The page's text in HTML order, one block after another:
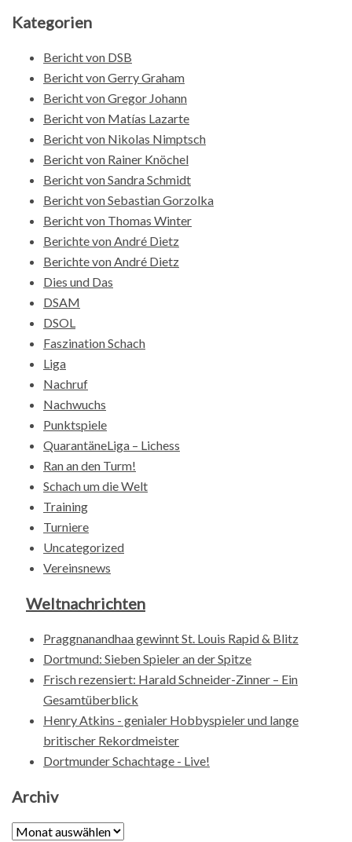
Kategorien
Bericht von DSB
Bericht von Gerry Graham
Bericht von Gregor Johann
Bericht von Matías Lazarte
Bericht von Nikolas Nimptsch
Bericht von Rainer Knöchel
Bericht von Sandra Schmidt
Bericht von Sebastian Gorzolka
Bericht von Thomas Winter
Berichte von André Dietz
Berichte von André Dietz
Dies und Das
DSAM
DSOL
Faszination Schach
Liga
Nachruf
Nachwuchs
Punktspiele
QuarantäneLiga – Lichess
Ran an den Turm!
Schach um die Welt
Training
Turniere
Uncategorized
Vereinsnews
Weltnachrichten
Praggnanandhaa gewinnt St. Louis Rapid & Blitz
Dortmund: Sieben Spieler an der Spitze
Frisch rezensiert: Harald Schneider-Zinner – Ein
Gesamtüberblick
Henry Atkins - genialer Hobbyspieler und lange
britischer Rekordmeister
Dortmunder Schachtage - Live!
Archiv
Archiv